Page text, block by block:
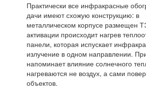
Практически все инфракрасные
дачи имеют схожую конструкцию: в
металлическом корпусе размещен
активации происходит нагрев
панели, которая испускает
излучение в одном направлении.
напоминает влияние солнечного
нагреваются не воздух, а сами
объектов.